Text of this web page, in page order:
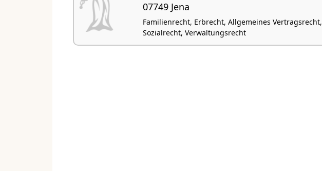
07749 Jena
Familienrecht, Erbrecht, Allgemeines Vertragsrecht,
Sozialrecht, Verwaltungsrecht